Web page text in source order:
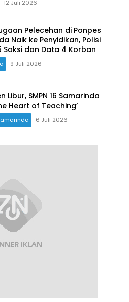
12 Juli 2026
Pelecehan di Ponpes
Naik ke Penyidikan, Polisi
Saksi dan Data 4 Korban
9 Juli 2026
Libur, SMPN 16 Samarinda
Heart of Teaching’
6 Juli 2026